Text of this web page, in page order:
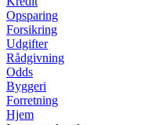
Opsparing
Forsikring
Udgifter
Rådgivning
Odds
Byggeri
Forretning
Hjem